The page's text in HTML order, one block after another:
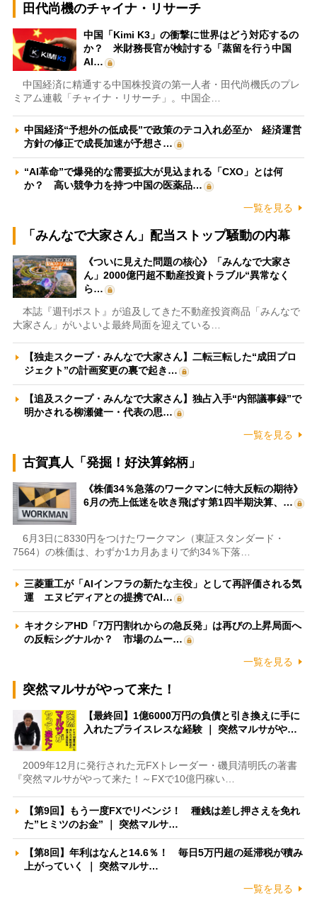
田代尚機のチャイナ・リサーチ
中国「Kimi K3」の衝撃に世界はどう対応するの
か？ 米財務長官が検討する「蒸留を行う中国
AI…
中国経済に精通する中国株投資の第一人者・田代尚機氏のプレ
ミアム連載「チャイナ・リサーチ」。中国企…
中国経済“予想外の低成長”で政策のテコ入れ必至か 経済運営
方針の修正で成長加速が予想さ…
“AI革命”で爆発的な需要拡大が見込まれる「CXO」とは何
か？ 高い競争力を持つ中国の医薬品…
一覧を見る
「みんなで大家さん」配当ストップ騒動の内幕
《ついに見えた問題の核心》「みんなで大家さ
ん」2000億円超不動産投資トラブル“異常なく
ら…
本誌『週刊ポスト』が追及してきた不動産投資商品「みんなで
大家さん」がいよいよ最終局面を迎えている…
【独走スクープ・みんなで大家さん】二転三転した“成田プロ
ジェクト”の計画変更の裏で起き…
【追及スクープ・みんなで大家さん】独占入手“内部議事録”で
明かされる柳瀬健一・代表の思…
一覧を見る
古賀真人「発掘！好決算銘柄」
《株価34％急落のワークマンに特大反転の期待》
6月の売上低迷を吹き飛ばす第1四半期決算、…
6月3日に8330円をつけたワークマン（東証スタンダード・
7564）の株価は、わずか1カ月あまりで約34％下落…
三菱重工が「AIインフラの新たな主役」として再評価される気
運 エヌビディアとの提携でAI…
キオクシアHD「7万円割れからの急反発」は再びの上昇局面へ
の反転シグナルか？ 市場のムー…
一覧を見る
突然マルサがやって来た！
【最終回】1億6000万円の負債と引き換えに手に
入れたプライスレスな経験 ｜ 突然マルサがや…
2009年12月に発行された元FXトレーダー・磯貝清明氏の著書
『突然マルサがやって来た！～FXで10億円稼い…
【第9回】もう一度FXでリベンジ！ 種銭は差し押さえを免れ
た”ヒミツのお金” ｜ 突然マルサ…
【第8回】年利はなんと14.6％！ 毎日5万円超の延滞税が積み
上がっていく ｜ 突然マルサ…
一覧を見る